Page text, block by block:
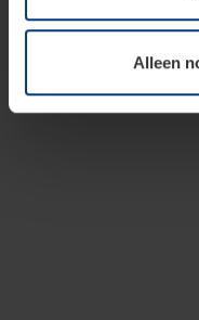
toestemming kunt u
wijzigen of herroepen.
Alleen